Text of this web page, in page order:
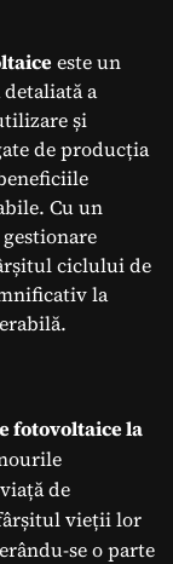
este un
a
și
de producția
Cu un
ciclului de
la
fotovoltaice la
de
vieții lor
se o parte